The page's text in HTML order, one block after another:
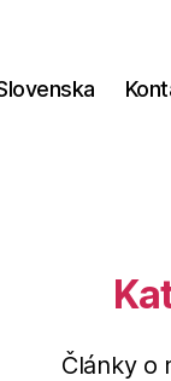
Články o